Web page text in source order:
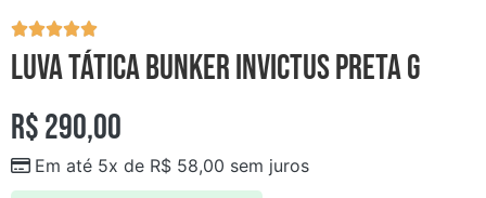
LUVA TÁTICA BUNKER INVICTUS PRETA G
R$290,00
Em até 5x de R$ 58,00 sem juros